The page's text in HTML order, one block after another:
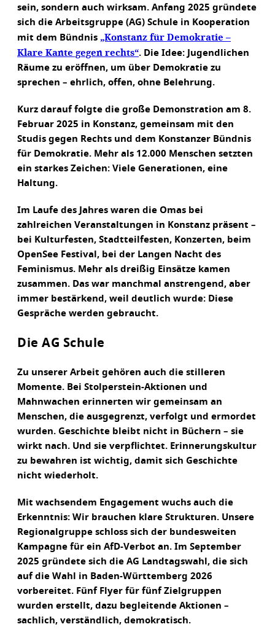
sein, sondern auch wirksam. Anfang 2025 gründete
sich die Arbeitsgruppe (AG) Schule in Kooperation
mit dem Bündnis „Konstanz für Demokratie –
Klare Kante gegen rechts“. Die Idee: Jugendlichen
Räume zu eröffnen, um über Demokratie zu
sprechen – ehrlich, offen, ohne Belehrung.
Kurz darauf folgte die große Demonstration am 8.
Februar 2025 in Konstanz, gemeinsam mit den
Studis gegen Rechts und dem Konstanzer Bündnis
für Demokratie. Mehr als 12.000 Menschen setzten
ein starkes Zeichen: Viele Generationen, eine
Haltung.
Im Laufe des Jahres waren die Omas bei
zahlreichen Veranstaltungen in Konstanz präsent –
bei Kulturfesten, Stadtteilfesten, Konzerten, beim
OpenSee Festival, bei der Langen Nacht des
Feminismus. Mehr als dreißig Einsätze kamen
zusammen. Das war manchmal anstrengend, aber
immer bestärkend, weil deutlich wurde: Diese
Gespräche werden gebraucht.
Die AG Schule
Zu unserer Arbeit gehören auch die stilleren
Momente. Bei Stolperstein-Aktionen und
Mahnwachen erinnerten wir gemeinsam an
Menschen, die ausgegrenzt, verfolgt und ermordet
wurden. Geschichte bleibt nicht in Büchern – sie
wirkt nach. Und sie verpflichtet. Erinnerungskultur
zu bewahren ist wichtig, damit sich Geschichte
nicht wiederholt.
Mit wachsendem Engagement wuchs auch die
Erkenntnis: Wir brauchen klare Strukturen. Unsere
Regionalgruppe schloss sich der bundesweiten
Kampagne für ein AfD-Verbot an. Im September
2025 gründete sich die AG Landtagswahl, die sich
auf die Wahl in Baden-Württemberg 2026
vorbereitet. Fünf Flyer für fünf Zielgruppen
wurden erstellt, dazu begleitende Aktionen –
sachlich, verständlich, demokratisch.